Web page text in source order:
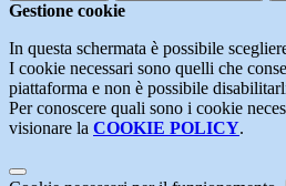
Gestione cookie
In questa schermata è possibile
I cookie necessari sono quelli che
piattaforma e non è possibile
Per conoscere quali sono i cookie
visionare la COOKIE POLICY.